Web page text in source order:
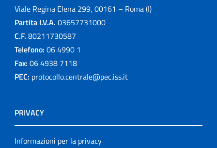
Viale Regina Elena 299, 00161 – Roma (I)
Partita I.V.A. 03657731000
C.F. 80211730587
Telefono: 06 4990 1
Fax: 06 4938 7118
PEC: protocollo.centrale@pec.iss.it
PRIVACY
Informazioni per la privacy